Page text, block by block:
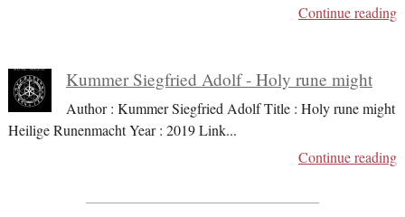
Continue reading
Kummer Siegfried Adolf - Holy rune might
Author : Kummer Siegfried Adolf Title : Holy rune might
Heilige Runenmacht Year : 2019 Link...
Continue reading